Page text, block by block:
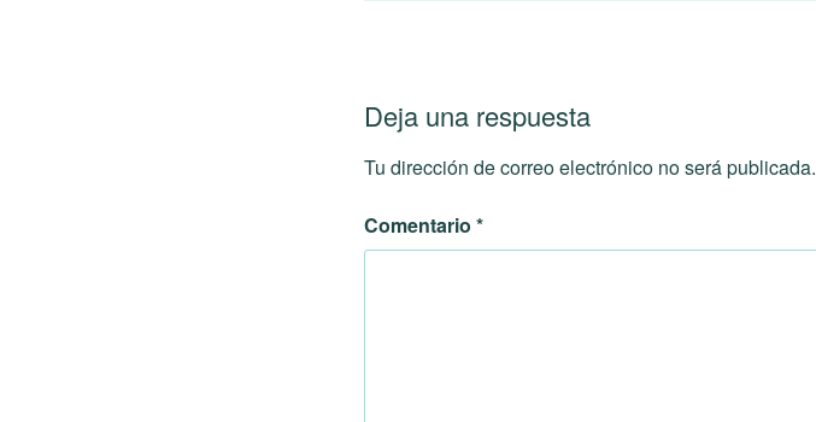
Deja una respuesta
Tu dirección de correo electrónico no será publicada.
Comentario *